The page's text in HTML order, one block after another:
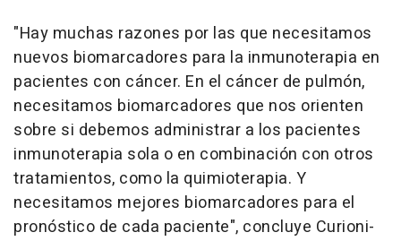
"Hay muchas razones por las que necesitamos
nuevos biomarcadores para la inmunoterapia en
pacientes con cáncer. En el cáncer de pulmón,
necesitamos biomarcadores que nos orienten
sobre si debemos administrar a los pacientes
inmunoterapia sola o en combinación con otros
tratamientos, como la quimioterapia. Y
necesitamos mejores biomarcadores para el
pronóstico de cada paciente", concluye Curioni-